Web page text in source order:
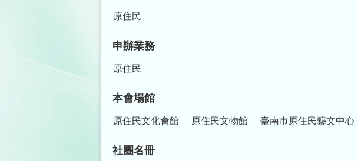
原住民
申辦業務
原住民
本會場館
原住民文化會館 原住民文物館 臺南市原住民藝文中心
社團名冊